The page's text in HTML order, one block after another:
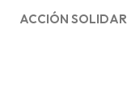
ACCIÓN